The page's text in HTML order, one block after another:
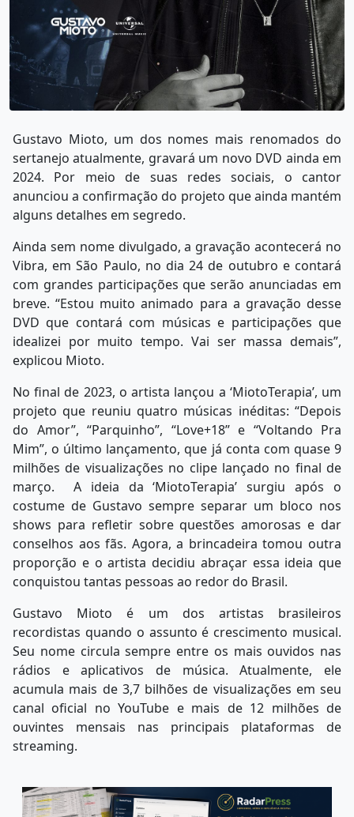
Gustavo Mioto, um dos nomes mais renomados do
sertanejo atualmente, gravará um novo DVD ainda em
2024. Por meio de suas redes sociais, o cantor
anunciou a confirmação do projeto que ainda mantém
alguns detalhes em segredo.
Ainda sem nome divulgado, a gravação acontecerá no
Vibra, em São Paulo, no dia 24 de outubro e contará
com grandes participações que serão anunciadas em
breve. “Estou muito animado para a gravação desse
DVD que contará com músicas e participações que
idealizei por muito tempo. Vai ser massa demais”,
explicou Mioto.
No final de 2023, o artista lançou a ‘MiotoTerapia’, um
projeto que reuniu quatro músicas inéditas: “Depois
do Amor”, “Parquinho”, “Love+18” e “Voltando Pra
Mim”, o último lançamento, que já conta com quase 9
milhões de visualizações no clipe lançado no final de
março. A ideia da ‘MiotoTerapia’ surgiu após o
costume de Gustavo sempre separar um bloco nos
shows para refletir sobre questões amorosas e dar
conselhos aos fãs. Agora, a brincadeira tomou outra
proporção e o artista decidiu abraçar essa ideia que
conquistou tantas pessoas ao redor do Brasil.
Gustavo Mioto é um dos artistas brasileiros
recordistas quando o assunto é crescimento musical.
Seu nome circula sempre entre os mais ouvidos nas
rádios e aplicativos de música. Atualmente, ele
acumula mais de 3,7 bilhões de visualizações em seu
canal oficial no YouTube e mais de 12 milhões de
ouvintes mensais nas principais plataformas de
streaming.